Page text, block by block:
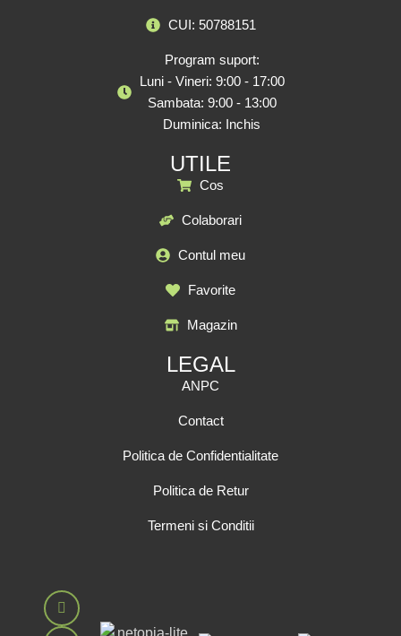
CUI: 50788151
Program suport:
Luni - Vineri: 9:00 - 17:00
Sambata: 9:00 - 13:00
Duminica: Inchis
UTILE
Cos
Colaborari
Contul meu
Favorite
Magazin
LEGAL
ANPC
Contact
Politica de Confidentialitate
Politica de Retur
Termeni si Conditii